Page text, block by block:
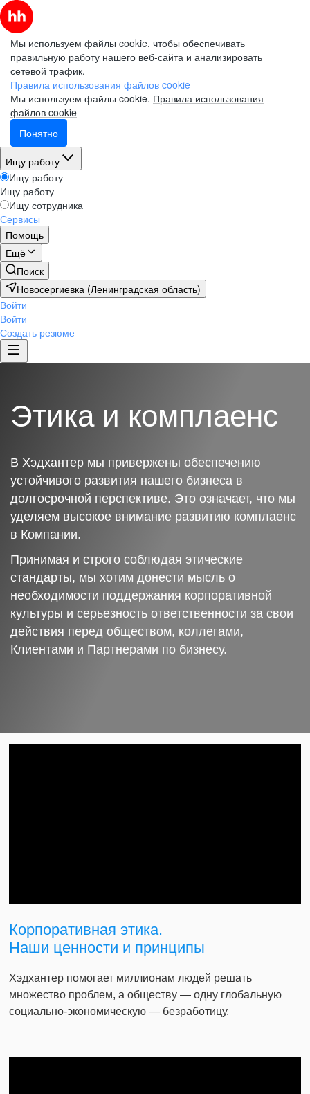
Мы используем файлы cookie, чтобы обеспечивать
правильную работу нашего веб-сайта и анализировать
сетевой трафик.
Правила использования файлов cookie
Мы используем файлы cookie. Правила использования
файлов cookie
Понятно
Ищу работу
Ищу работу
Ищу работу
Ищу сотрудника
Сервисы
Помощь
Ещё
Поиск
Новосергиевка (Ленинградская область)
Войти
Войти
Создать резюме
Этика и комплаенс
В Хэдхантер мы привержены обеспечению
устойчивого развития нашего бизнеса в
долгосрочной перспективе. Это означает, что мы
уделяем высокое внимание развитию комплаенс
в Компании.
Принимая и строго соблюдая этические
стандарты, мы хотим донести мысль о
необходимости поддержания корпоративной
культуры и серьезность ответственности за свои
действия перед обществом, коллегами,
Клиентами и Партнерами по бизнесу.
Корпоративная этика.
Наши ценности и принципы
Хэдхантер помогает миллионам людей решать
множество проблем, а обществу — одну глобальную
социально-экономическую — безработицу.